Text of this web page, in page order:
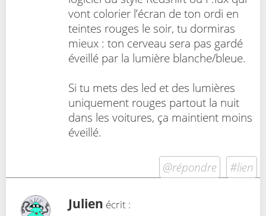
vont colorier l’écran de ton ordi en
teintes rouges le soir, tu dormiras
mieux : ton cerveau sera pas gardé
éveillé par la lumière blanche/bleue.
Si tu mets des led et des lumières
uniquement rouges partout la nuit
dans les voitures, ça maintient moins
éveillé.
@répondre #lien
Julien écrit :